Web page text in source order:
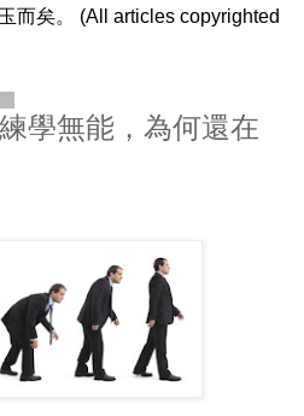
而矣。 (All articles copyrighted
學無能，為何還在